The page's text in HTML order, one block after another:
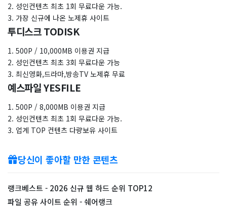
2. 성인컨텐츠 최초 1회 무료다운 가능.
3. 가장 신규에 나온 노제휴 사이트
투디스크 TODISK
1. 500P / 10,000MB 이용권 지급
2. 성인컨텐츠 최초 3회 무료다운 가능
3. 최신영화,드라마,방송TV 노제휴 무료
예스파일 YESFILE
1. 500P / 8,000MB 이용권 지급
2. 성인컨텐츠 최초 1회 무료다운 가능.
3. 업계 TOP 컨텐츠 다량보유 사이트
당신이 좋아할 만한 콘텐츠
랭크베스트 - 2026 신규 웹 하드 순위 TOP12
파일 공유 사이트 순위 - 쉐어랭크